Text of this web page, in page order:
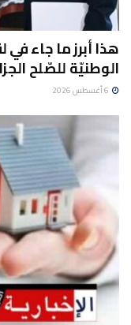
هذا أبرز ما جاء
الوطنيّة للصّلح